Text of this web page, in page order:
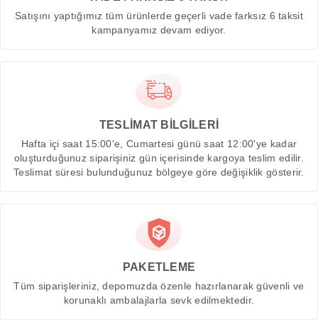
Satışını yaptığımız tüm ürünlerde geçerli vade farksız 6 taksit
kampanyamız devam ediyor.
TESLİMAT BİLGİLERİ
Hafta içi saat 15:00'e, Cumartesi günü saat 12:00'ye kadar
oluşturduğunuz siparişiniz gün içerisinde kargoya teslim edilir.
Teslimat süresi bulunduğunuz bölgeye göre değişiklik gösterir.
PAKETLEME
Tüm siparişleriniz, depomuzda özenle hazırlanarak güvenli ve
korunaklı ambalajlarla sevk edilmektedir.